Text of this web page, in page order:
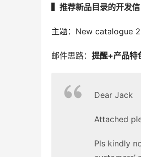
▍推荐新品目录的开发信
主题：New catalogue
邮件思路： 提醒+产品特
Dear Jack
Attached
Pls kindly